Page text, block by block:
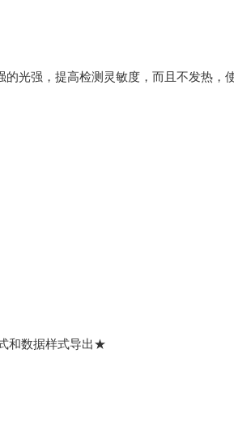
光强，提高检测灵敏度，而且不发热，
和数据样式导出★